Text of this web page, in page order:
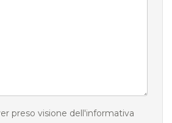
preso visione dell'informativa